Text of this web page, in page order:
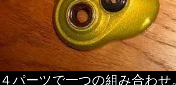
４パーツで一つの組み合わせ。